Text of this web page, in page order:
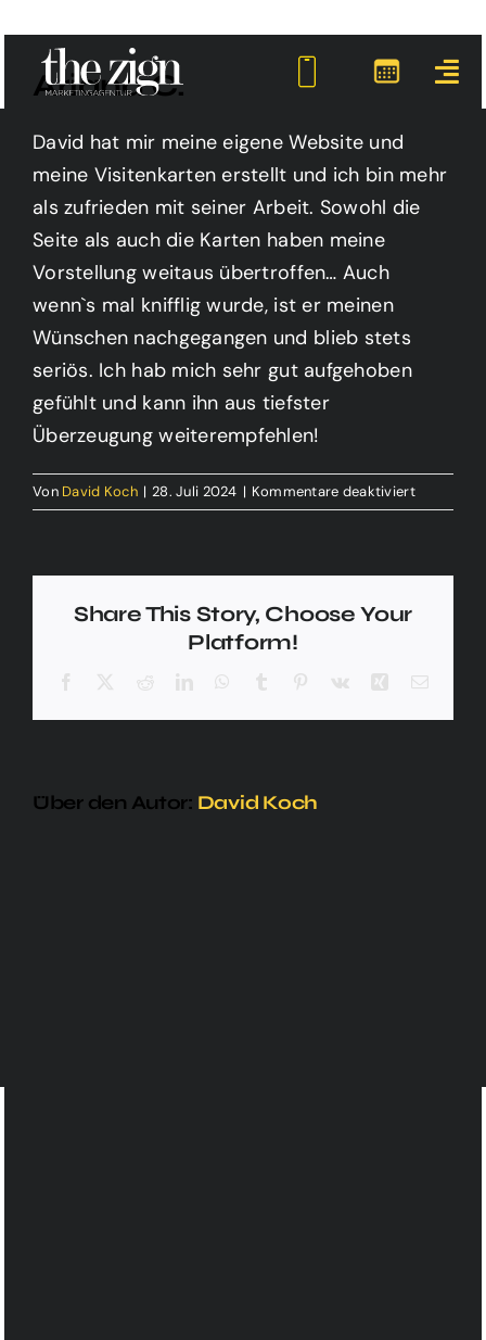
Inhalt
springen
Ariana C.
David hat mir meine eigene Website und
meine Visitenkarten erstellt und ich bin mehr
als zufrieden mit seiner Arbeit. Sowohl die
Seite als auch die Karten haben meine
Vorstellung weitaus übertroffen… Auch
wenn`s mal knifflig wurde, ist er meinen
Wünschen nachgegangen und blieb stets
seriös. Ich hab mich sehr gut aufgehoben
gefühlt und kann ihn aus tiefster
Überzeugung weiterempfehlen!
Von David Koch | 28. Juli 2024 | Kommentare deaktiviertfür
Ariana
Share This Story, Choose Your
Platform!
Facebook RedditLinkedInWhatsApp
Tumblr Pinterest
Vk XingE-
Über den Autor: David Koch